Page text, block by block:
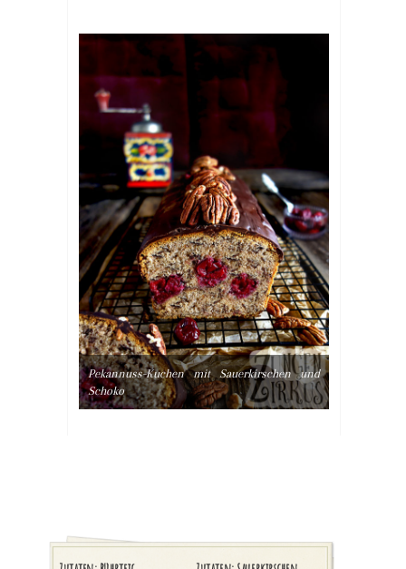
Pekannuss-Kuchen mit Sauerkirschen und
Schoko